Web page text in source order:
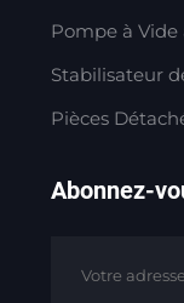
Pompe à Vide
Stabilisateur
Pièces
Abonnez-